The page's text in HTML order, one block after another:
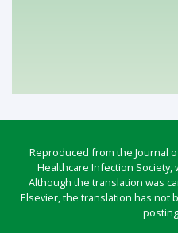
Reproduced from the Journal
Healthcare Infection
Although the translation was
Elsevier, the translation has not